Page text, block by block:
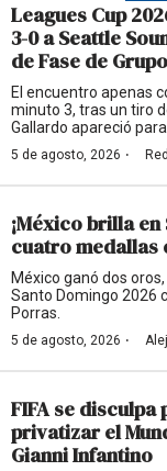
Leagues Cup
3-0 a Seattle
de Fase de
El encuentro apenas
minuto 3, tras un tiro
Gallardo apareció
5 de agosto, 2026 ·
¡México brilla
cuatro medallas
México ganó dos
Santo Domingo 2026
Porras.
5 de agosto, 2026 ·
FIFA se
privatizar el
Gianni Infantino